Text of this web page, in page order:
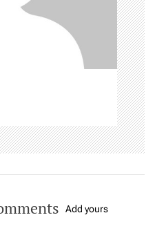
Add yours